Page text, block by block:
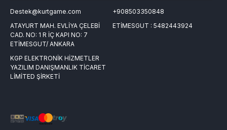
Destek@kurtgame.com
+908503350848
ATAYURT MAH. EVLİYA ÇELEBİ
CAD. NO: 1 R İÇ KAPI NO: 7
ETİMESGUT/ ANKARA
ETİMESGUT : 5482443924
KGP ELEKTRONİK HİZMETLER
YAZILIM DANIŞMANLIK TİCARET
LİMİTED ŞİRKETİ